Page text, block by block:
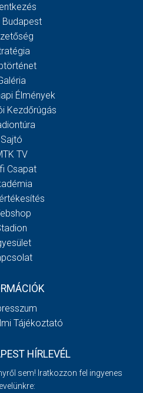
Budapest
Élmények
Kezdőrúgás
Sajtó
TV
Csapat
Tájékoztató
HÍRLEVÉL
sem! Iratkozzon fel ingyenes